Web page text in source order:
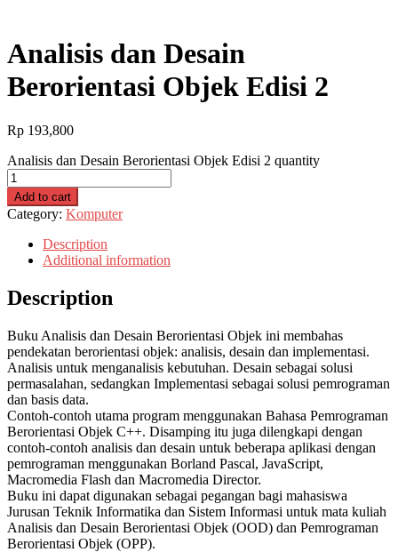
Analisis dan Desain
Berorientasi Objek Edisi 2
Rp 193,800
Analisis dan Desain Berorientasi Objek Edisi 2 quantity
Add to cart
Category: Komputer
Description
Additional information
Description
Buku Analisis dan Desain Berorientasi Objek ini membahas
pendekatan berorientasi objek: analisis, desain dan implementasi.
Analisis untuk menganalisis kebutuhan. Desain sebagai solusi
permasalahan, sedangkan Implementasi sebagai solusi pemrograman
dan basis data.
Contoh-contoh utama program menggunakan Bahasa Pemrograman
Berorientasi Objek C++. Disamping itu juga dilengkapi dengan
contoh-contoh analisis dan desain untuk beberapa aplikasi dengan
pemrograman menggunakan Borland Pascal, JavaScript,
Macromedia Flash dan Macromedia Director.
Buku ini dapat digunakan sebagai pegangan bagi mahasiswa
Jurusan Teknik Informatika dan Sistem Informasi untuk mata kuliah
Analisis dan Desain Berorientasi Objek (OOD) dan Pemrograman
Berorientasi Objek (OPP).